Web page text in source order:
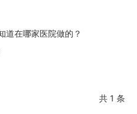
道在哪家医院做的？
共 1 条